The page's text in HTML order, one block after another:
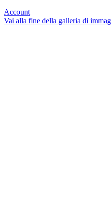
Account
Vai alla fine della galleria di